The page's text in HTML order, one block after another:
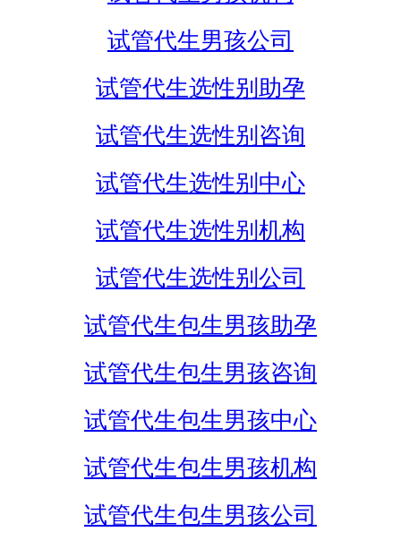
试管代生男孩公司
试管代生选性别助孕
试管代生选性别咨询
试管代生选性别中心
试管代生选性别机构
试管代生选性别公司
试管代生包生男孩助孕
试管代生包生男孩咨询
试管代生包生男孩中心
试管代生包生男孩机构
试管代生包生男孩公司